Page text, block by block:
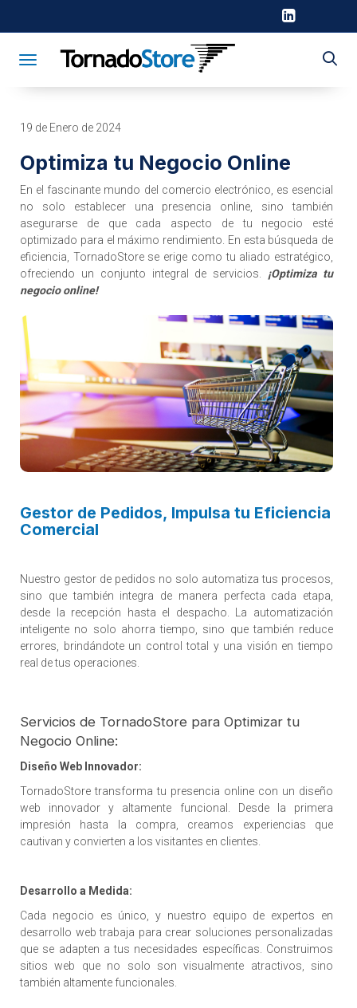
Toggle navigation
19 de Enero de 2024
Optimiza tu Negocio Online
En el fascinante mundo del comercio electrónico, es esencial
no solo establecer una presencia online, sino también
asegurarse de que cada aspecto de tu negocio esté
optimizado para el máximo rendimiento. En esta búsqueda de
eficiencia, TornadoStore se erige como tu aliado estratégico,
ofreciendo un conjunto integral de servicios. ¡Optimiza tu
negocio online!
Gestor de Pedidos, Impulsa tu Eficiencia
Comercial
Nuestro gestor de pedidos no solo automatiza tus procesos,
sino que también integra de manera perfecta cada etapa,
desde la recepción hasta el despacho. La automatización
inteligente no solo ahorra tiempo, sino que también reduce
errores, brindándote un control total y una visión en tiempo
real de tus operaciones.
Servicios de TornadoStore para Optimizar tu
Negocio Online:
Diseño Web Innovador:
TornadoStore transforma tu presencia online con un diseño
web innovador y altamente funcional. Desde la primera
impresión hasta la compra, creamos experiencias que
cautivan y convierten a los visitantes en clientes.
Desarrollo a Medida:
Cada negocio es único, y nuestro equipo de expertos en
desarrollo web trabaja para crear soluciones personalizadas
que se adapten a tus necesidades específicas. Construimos
sitios web que no solo son visualmente atractivos, sino
también altamente funcionales.